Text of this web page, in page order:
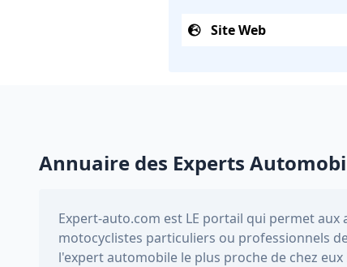
Site Web
Annuaire des Experts
Expert-auto.com est LE portail qui permet
motocyclistes particuliers ou professionnels
l'expert automobile le plus proche de chez